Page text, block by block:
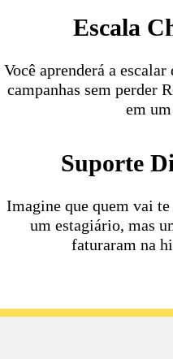
Escala
Você aprenderá a
campanhas sem perder
em
Suporte
Imagine que quem vai te
um estagiário, mas
faturaram na